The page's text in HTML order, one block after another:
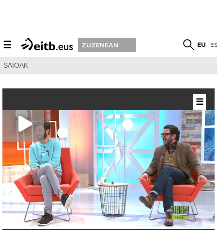
☰ ZUZENEAN EU
SAIOAK
☰